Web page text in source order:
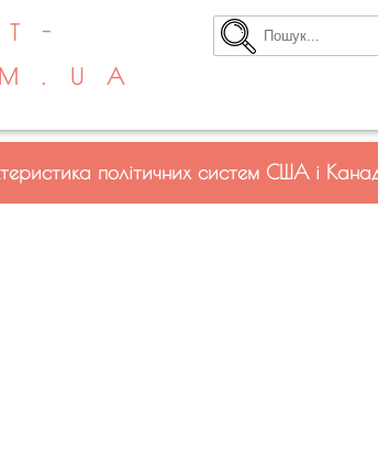
політичних систем США і